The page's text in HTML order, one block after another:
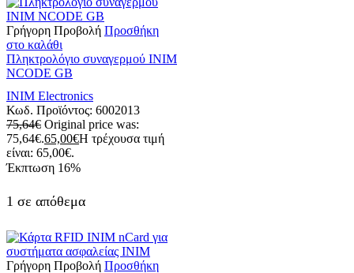
Γρήγορη Προβολή Προσθήκη
στο καλάθι
Πληκτρολόγιο συναγερμού ΙΝΙΜ
NCODE GB
INIM Electronics
Κωδ. Προϊόντος: 6002013
75,64€ Original price was:
75,64€.65,00€Η τρέχουσα τιμή
είναι: 65,00€.
Έκπτωση 16%
1 σε απόθεμα
Γρήγορη Προβολή Προσθήκη